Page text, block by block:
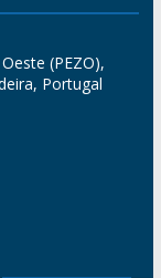
(PEZO),
Portugal